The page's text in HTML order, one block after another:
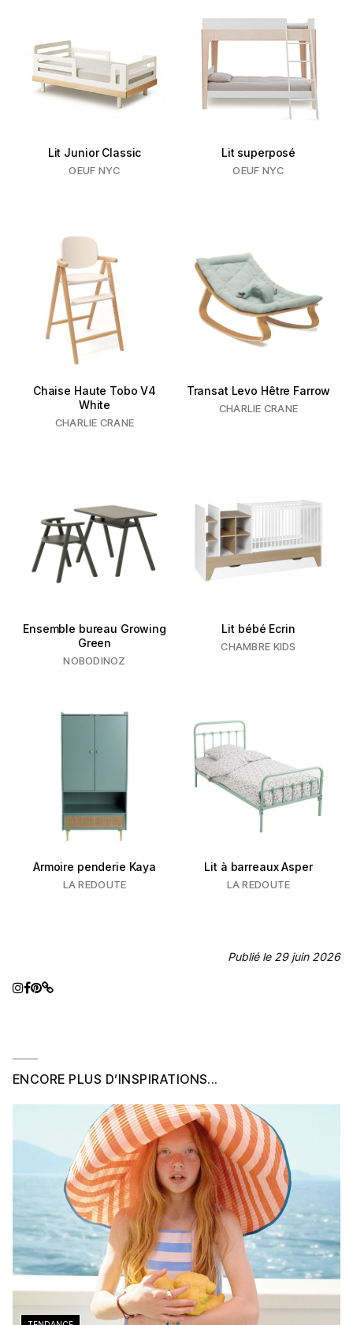
Lit Junior Classic
OEUF NYC
Lit superposé
OEUF NYC
Chaise Haute Tobo V4
White
CHARLIE CRANE
Transat Levo Hêtre Farrow
CHARLIE CRANE
Ensemble bureau Growing
Green
NOBODINOZ
Lit bébé Ecrin
CHAMBRE KIDS
Armoire penderie Kaya
LA REDOUTE
Lit à barreaux Asper
LA REDOUTE
Publié le 29 juin 2026
ENCORE PLUS D’INSPIRATIONS...